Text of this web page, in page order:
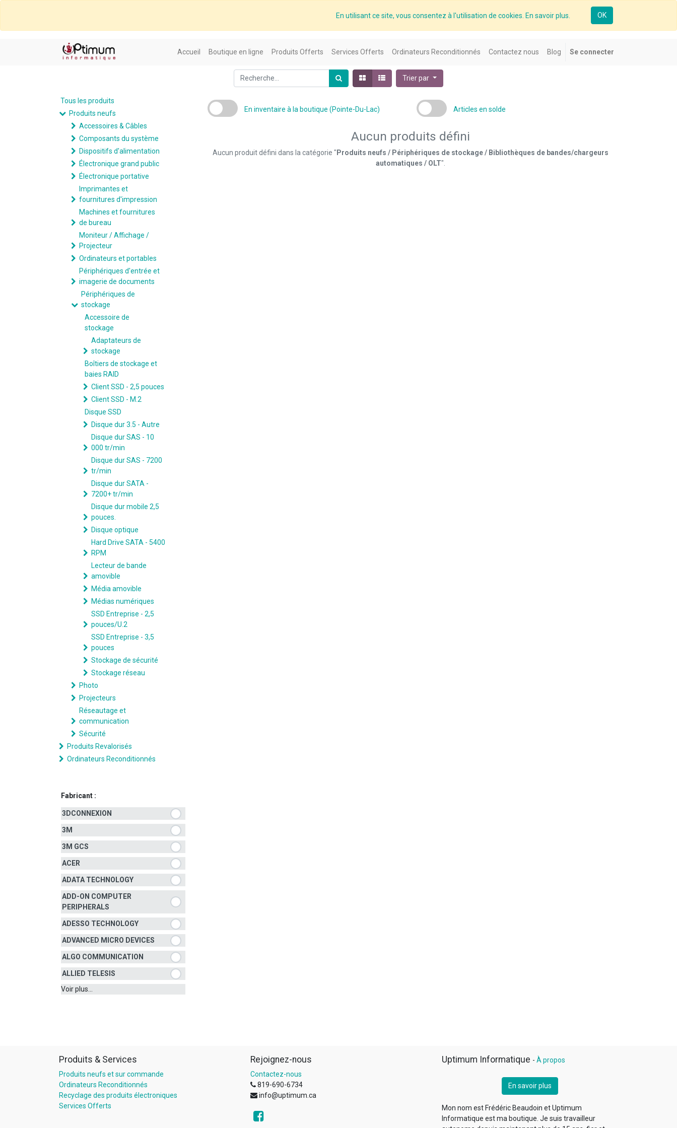
En utilisant ce site, vous consentez à l'utilisation de cookies. En savoir plus. OK
Accueil Boutique en ligne Produits Offerts Services Offerts Ordinateurs Reconditionnés Contactez nous Blog Se connecter
Trier par
Tous les produits
Produits neufs
Accessoires & Câbles
Composants du système
Dispositifs d'alimentation
Électronique grand public
Électronique portative
Imprimantes et
fournitures d'impression
Machines et fournitures
de bureau
Moniteur / Affichage /
Projecteur
Ordinateurs et portables
Périphériques d'entrée et
imagerie de documents
Périphériques de
stockage
Accessoire de
stockage
Adaptateurs de
stockage
Boîtiers de stockage et
baies RAID
Client SSD - 2,5 pouces
Client SSD - M.2
Disque SSD
Disque dur 3.5 - Autre
Disque dur SAS - 10
000 tr/min
Disque dur SAS - 7200
tr/min
Disque dur SATA -
7200+ tr/min
Disque dur mobile 2,5
pouces.
Disque optique
Hard Drive SATA - 5400
RPM
Lecteur de bande
amovible
Média amovible
Médias numériques
SSD Entreprise - 2,5
pouces/U.2
SSD Entreprise - 3,5
pouces
Stockage de sécurité
Stockage réseau
Photo
Projecteurs
Réseautage et
communication
Sécurité
Produits Revalorisés
Ordinateurs Reconditionnés
Fabricant :
3DCONNEXION
3M
3M GCS
ACER
ADATA TECHNOLOGY
ADD-ON COMPUTER
PERIPHERALS
ADESSO TECHNOLOGY
ADVANCED MICRO DEVICES
ALGO COMMUNICATION
ALLIED TELESIS
Voir plus...
En inventaire à la boutique (Pointe-Du-Lac) Articles en solde
Aucun produits défini
Aucun produit défini dans la catégorie " Produits neufs / Périphériques de stockage / Bibliothèques de bandes/chargeurs
automatiques / OLT".
Produits & Services
Produits neufs et sur commande
Ordinateurs Reconditionnés
Recyclage des produits électroniques
Services Offerts
Rejoignez-nous
Contactez-nous
819-690-6734
info@uptimum.ca
Uptimum Informatique - À propos
En savoir plus
Mon nom est Frédéric Beaudoin et Uptimum
Informatique est ma boutique. Je suis travailleur